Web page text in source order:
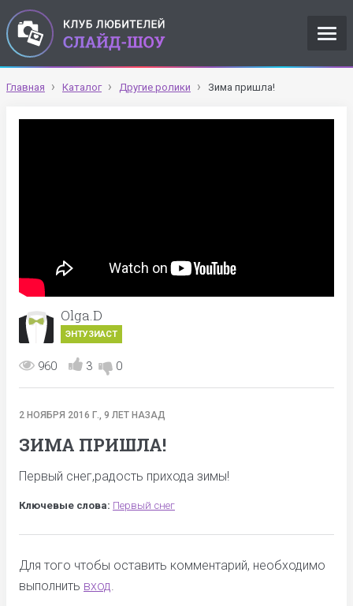
Главная Каталог Другие ролики Зима пришла!
Olga.D
ЭНТУЗИАСТ
960 3 0
2 НОЯБРЯ 2016 Г., 9 ЛЕТ НАЗАД
ЗИМА ПРИШЛА!
Первый снег,радость прихода зимы!
Ключевые слова: Первый снег
Для того чтобы оставить комментарий, необходимо
выполнить вход.